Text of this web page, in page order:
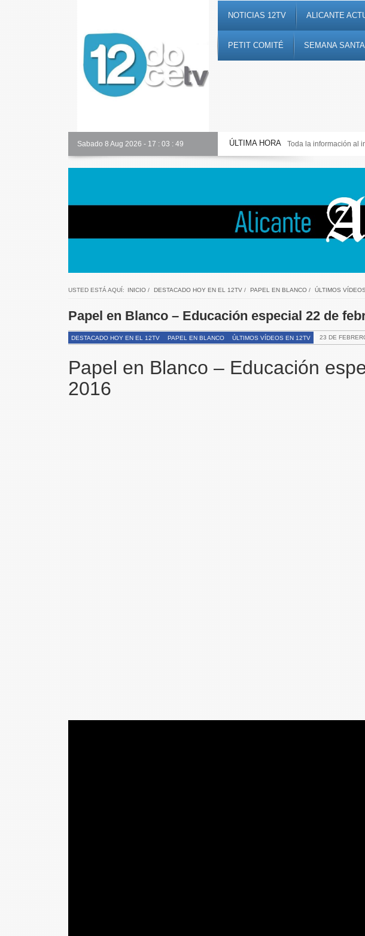
NOTICIAS 12TV ALICANTE
PETIT COMITÉ SEMANA SANTA
Sabado 8 Aug 2026 - 17 : 03 : 50 ÚLTIMA HORA
Alicante Actualidad Toda la información al
USTED ESTÁ AQUÍ: INICIO/ DESTACADO HOY EN EL 12TV/ PAPEL EN BLANCO/ ÚLTIMOS
Papel en Blanco – Educación especial 22 de
DESTACADO HOY EN EL 12TV PAPEL EN BLANCO ÚLTIMOS VÍDEOS EN 12TV 23 DE
Papel en Blanco – Educación
2016